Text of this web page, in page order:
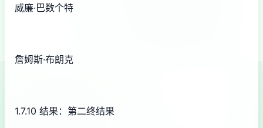
威廉·巴数个特
詹姆斯·布朗克
1.7.10 结果：第二终结果